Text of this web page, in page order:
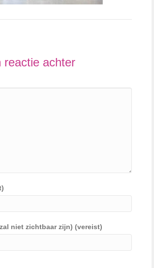
reactie achter
niet zichtbaar zijn) (vereist)